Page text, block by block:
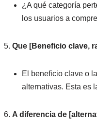
¿A qué categoría
los usuarios a
Que [Beneficio clave,
El beneficio clave o
alternativas. Esta es
A diferencia de